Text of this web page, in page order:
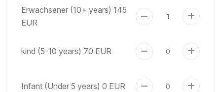
Erwachsener (10+ years) 145
EUR
kind (5-10 years) 70 EUR
Infant (Under 5 years) 0 EUR